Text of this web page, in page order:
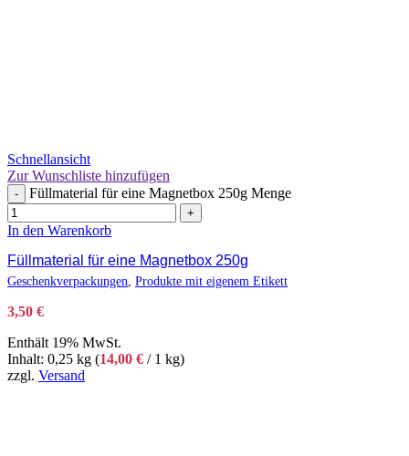
Schnellansicht
Zur Wunschliste hinzufügen
- Füllmaterial für eine Magnetbox 250g Menge
+
In den Warenkorb
Füllmaterial für eine Magnetbox 250g
Geschenkverpackungen Produkte mit eigenem Etikett
3,50 €
Enthält 19% MwSt.
Inhalt: 0,25 kg (14,00 € / 1 kg)
zzgl. Versand